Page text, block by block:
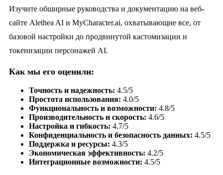
Изучите обширные руководства и документацию на веб-
сайте Alethea AI и MyCharacter.ai, охватывающие все, от
базовой настройки до продвинутой кастомизации и
токенизации персонажей AI.
Как мы его оценили:
Точность и надежность: 4.5/5
Простота использования: 4.0/5
Функциональность и возможности: 4.8/5
Производительность и скорость: 4.6/5
Настройка и гибкость: 4.7/5
Конфиденциальность и безопасность данных: 4.5/5
Поддержка и ресурсы: 4.3/5
Экономическая эффективность: 4.2/5
Интеграционные возможности: 4.5/5